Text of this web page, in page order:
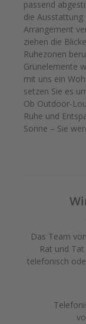
passend
die Ausstattung
Arrangement
ziehen die
Ruhezonen
Grünelemente
mit uns ein
setzen Sie es
Ob Outdoor-
Ruhe und
Sonne – Sie
Das Team
Rat und
telefonisch